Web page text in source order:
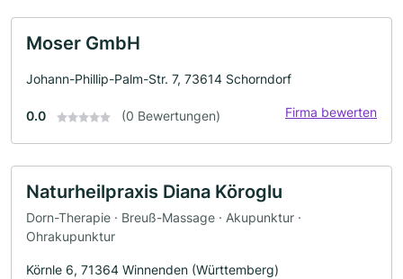
Moser GmbH
Johann-Phillip-Palm-Str. 7, 73614 Schorndorf
0.0 (0 Bewertungen) Firma bewerten
Naturheilpraxis Diana Köroglu
Dorn-Therapie · Breuß-Massage · Akupunktur ·
Ohrakupunktur
Körnle 6, 71364 Winnenden (Württemberg)